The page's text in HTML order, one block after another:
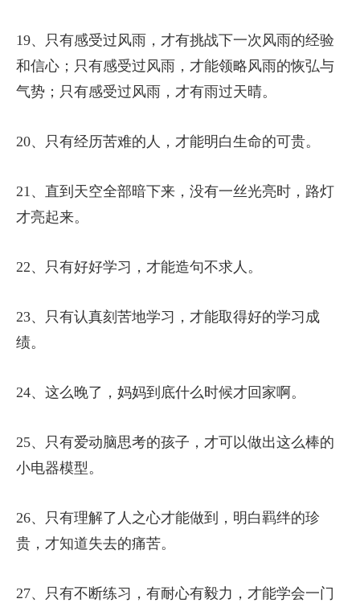
19、只有感受过风雨，才有挑战下一次风雨的经验
和信心；只有感受过风雨，才能领略风雨的恢弘与
气势；只有感受过风雨，才有雨过天晴。
20、只有经历苦难的人，才能明白生命的可贵。
21、直到天空全部暗下来，没有一丝光亮时，路灯
才亮起来。
22、只有好好学习，才能造句不求人。
23、只有认真刻苦地学习，才能取得好的学习成
绩。
24、这么晚了，妈妈到底什么时候才回家啊。
25、只有爱动脑思考的孩子，才可以做出这么棒的
小电器模型。
26、只有理解了人之心才能做到，明白羁绊的珍
贵，才知道失去的痛苦。
27、只有不断练习，有耐心有毅力，才能学会一门